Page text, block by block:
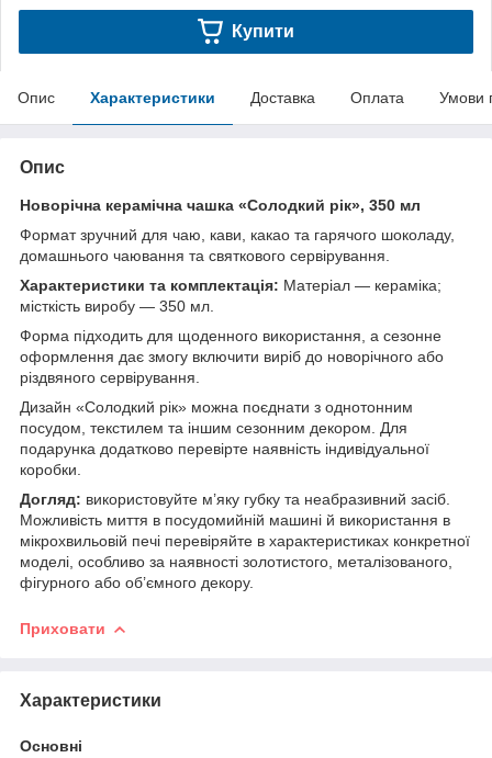
Купити
Опис Характеристики Доставка Оплата Умови
Опис
Новорічна керамічна чашка «Солодкий рік», 350 мл
Формат зручний для чаю, кави, какао та гарячого шоколаду,
домашнього чаювання та святкового сервірування.
Характеристики та комплектація: Матеріал — кераміка;
місткість виробу — 350 мл.
Форма підходить для щоденного використання, а сезонне
оформлення дає змогу включити виріб до новорічного або
різдвяного сервірування.
Дизайн «Солодкий рік» можна поєднати з однотонним
посудом, текстилем та іншим сезонним декором. Для
подарунка додатково перевірте наявність індивідуальної
коробки.
Догляд: використовуйте м’яку губку та неабразивний засіб.
Можливість миття в посудомийній машині й використання в
мікрохвильовій печі перевіряйте в характеристиках конкретної
моделі, особливо за наявності золотистого, металізованого,
фігурного або об’ємного декору.
Приховати
Характеристики
Основні